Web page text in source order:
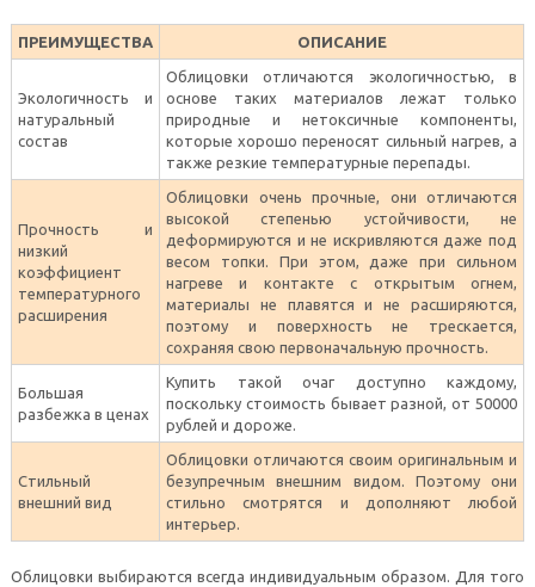
ПРЕИМУЩЕСТВА ОПИСАНИЕ
Экологичность и
натуральный
состав
Облицовки отличаются экологичностью, в
основе таких материалов лежат только
природные и нетоксичные компоненты,
которые хорошо переносят сильный нагрев, а
также резкие температурные перепады.
Прочность и
низкий
коэффициент
температурного
расширения
Облицовки очень прочные, они отличаются
высокой степенью устойчивости, не
деформируются и не искривляются даже под
весом топки. При этом, даже при сильном
нагреве и контакте с открытым огнем,
материалы не плавятся и не расширяются,
поэтому и поверхность не трескается,
сохраняя свою первоначальную прочность.
Большая
разбежка в ценах
Купить такой очаг доступно каждому,
поскольку стоимость бывает разной, от 50000
рублей и дороже.
Стильный
внешний вид
Облицовки отличаются своим оригинальным и
безупречным внешним видом. Поэтому они
стильно смотрятся и дополняют любой
интерьер.
Облицовки выбираются всегда индивидуальным образом. Для того